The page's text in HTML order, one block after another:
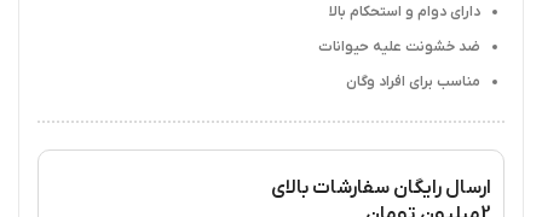
دارای دوام و استحکام بالا
ضد خشونت علیه حیوانات
مناسب برای افراد وگان
ارسال رایگان سفارشات بالای